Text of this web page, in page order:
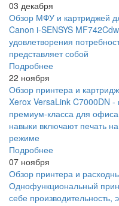
03 декабря
Обзор МФУ и картриджей
Canon i-SENSYS
удовлетворения
представляет собой
Подробнее
22 ноября
Обзор принтера и
Xerox VersaLink C7000DN
премиум-класса для
навыки включают печать
режиме
Подробнее
07 ноября
Обзор принтера и
Однофункциональный
себе производительность,